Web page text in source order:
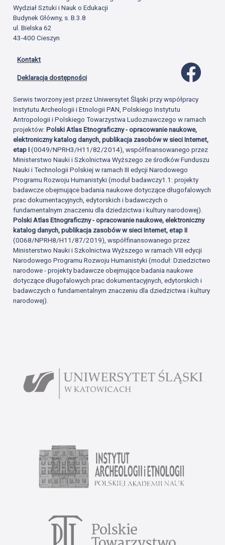
Wydział Sztuki i Nauk o Edukacji
Budynek Główny, s. B.3.8
ul. Bielska 62
43-400 Cieszyn
Kontakt
Deklaracja dostępności
Serwis tworzony jest przez Uniwersytet Śląski przy współpracy
Instytutu Archeologii i Etnologii PAN, Polskiego Instytutu
Antropologii i Polskiego Towarzystwa Ludoznawczego w ramach
projektów:Polski Atlas Etnograficzny - opracowanie naukowe,
elektroniczny katalog danych, publikacja zasobów w sieci Internet,
etap I(0049/NPRH3/H11/82/2014), współfinansowanego przez
Ministerstwo Nauki i Szkolnictwa Wyższego ze środków Funduszu
Nauki i Technologii Polskiej w ramach III edycji Narodowego
Programu Rozwoju Humanistyki (moduł badawczy1.1: projekty
badawcze obejmujące badania naukowe dotyczące długofalowych
prac dokumentacyjnych, edytorskich i badawczych o
fundamentalnym znaczeniu dla dziedzictwa i kultury narodowej).
Polski Atlas Etnograficzny - opracowanie naukowe, elektroniczny
katalog danych, publikacja zasobów w sieci Internet, etap II
(0068/NPRH8/H11/87/2019), współfinansowanego przez
Ministerstwo Nauki i Szkolnictwa Wyższego w ramach VIII edycji
Narodowego Programu Rozwoju Humanistyki (moduł: Dziedzictwo
narodowe - projekty badawcze obejmujące badania naukowe
dotyczące długofalowych prac dokumentacyjnych, edytorskich i
badawczych o fundamentalnym znaczeniu dla dziedzictwa i kultury
narodowej).